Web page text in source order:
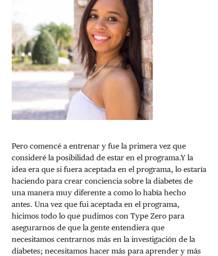
Pero comencé a entrenar y fue la primera vez que
consideré la posibilidad de estar en el programa.Y la
idea era que si fuera aceptada en el programa, lo estaría
haciendo para crear conciencia sobre la diabetes de
una manera muy diferente a como lo había hecho
antes. Una vez que fui aceptada en el programa,
hicimos todo lo que pudimos con Type Zero para
asegurarnos de que la gente entendiera que
necesitamos centrarnos más en la investigación de la
diabetes; necesitamos hacer más para aprender y más